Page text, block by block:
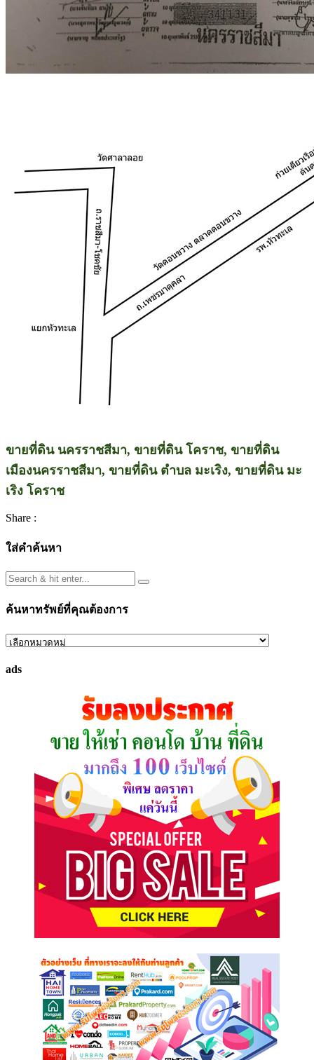
ขายที่ดิน นครราชสีมา, ขายที่ดิน โคราช, ขายที่ดิน
เมืองนครราชสีมา, ขายที่ดิน ตำบล มะเริง, ขายที่ดิน มะ
เริง โคราช
Share :
ใส่คำค้นหา
ค้นหาทรัพย์ที่คุณต้องการ
ค้นหา
ที่
ads